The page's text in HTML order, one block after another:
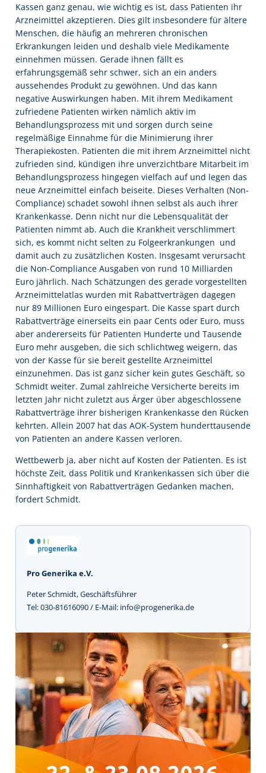
Kassen ganz genau, wie wichtig es ist, dass Patienten ihr
Arzneimittel akzeptieren. Dies gilt insbesondere für ältere
Menschen, die häufig an mehreren chronischen
Erkrankungen leiden und deshalb viele Medikamente
einnehmen müssen. Gerade ihnen fällt es
erfahrungsgemäß sehr schwer, sich an ein anders
aussehendes Produkt zu gewöhnen. Und das kann
negative Auswirkungen haben. Mit ihrem Medikament
zufriedene Patienten wirken nämlich aktiv im
Behandlungsprozess mit und sorgen durch seine
regelmäßige Einnahme für die Minimierung ihrer
Therapiekosten. Patienten die mit ihrem Arzneimittel nicht
zufrieden sind, kündigen ihre unverzichtbare Mitarbeit im
Behandlungsprozess hingegen vielfach auf und legen das
neue Arzneimittel einfach beiseite. Dieses Verhalten (Non-
Compliance) schadet sowohl ihnen selbst als auch ihrer
Krankenkasse. Denn nicht nur die Lebensqualität der
Patienten nimmt ab. Auch die Krankheit verschlimmert
sich, es kommt nicht selten zu Folgeerkrankungen  und
damit auch zu zusätzlichen Kosten. Insgesamt verursacht
die Non-Compliance Ausgaben von rund 10 Milliarden
Euro jährlich. Nach Schätzungen des gerade vorgestellten
Arzneimittelatlas wurden mit Rabattverträgen dagegen
nur 89 Millionen Euro eingespart. Die Kasse spart durch
Rabattverträge einerseits ein paar Cents oder Euro, muss
aber andererseits für Patienten Hunderte und Tausende
Euro mehr ausgeben, die sich schlichtweg weigern, das
von der Kasse für sie bereit gestellte Arzneimittel
einzunehmen. Das ist ganz sicher kein gutes Geschäft, so
Schmidt weiter. Zumal zahlreiche Versicherte bereits im
letzten Jahr nicht zuletzt aus Ärger über abgeschlossene
Rabattverträge ihrer bisherigen Krankenkasse den Rücken
kehrten. Allein 2007 hat das AOK-System hunderttausende
von Patienten an andere Kassen verloren.
Wettbewerb ja, aber nicht auf Kosten der Patienten. Es ist
höchste Zeit, dass Politik und Krankenkassen sich über die
Sinnhaftigkeit von Rabattverträgen Gedanken machen,
fordert Schmidt.
Pro Generika e.V.
Peter Schmidt, Geschäftsführer
Tel: 030-81616090 / E-Mail: info@progenerika.de